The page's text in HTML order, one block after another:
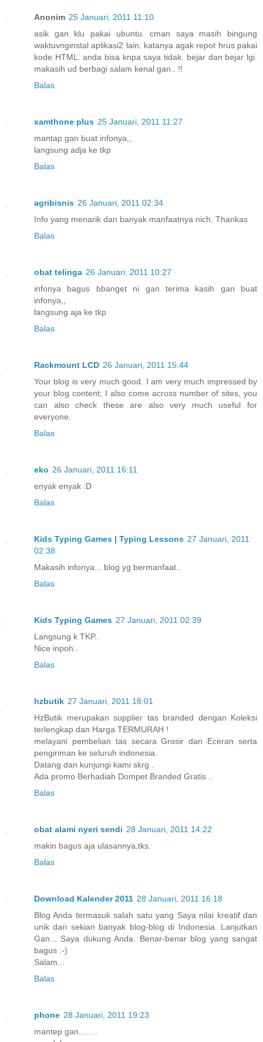
Anonim 25 Januari, 2011 11:10
asik gan klu pakai ubuntu. cman saya masih bingung
waktuvnginstal aplikasi2 lain. katanya agak repot hrus pakai
kode HTML. anda bisa knpa saya tidak. bejar dan bejar lgi.
makasih ud berbagi salam kenal gan.. !!
Balas
xamthone plus 25 Januari, 2011 11:27
mantap gan buat infonya,,
langsung adja ke tkp
Balas
agribisnis 26 Januari, 2011 02:34
Info yang menarik dan banyak manfaatnya nich. Thankas
Balas
obat telinga 26 Januari, 2011 10:27
infonya bagus bbanget ni gan terima kasih gan buat
infonya,,
langsung aja ke tkp
Balas
Rackmount LCD 26 Januari, 2011 15:44
Your blog is very much good. I am very much impressed by
your blog content; I also come across number of sites, you
can also check these are also very much useful for
everyone.
Balas
eko 26 Januari, 2011 16:11
enyak enyak :D
Balas
Kids Typing Games | Typing Lessons 27 Januari, 2011
02:38
Makasih infonya... blog yg bermanfaat..
Balas
Kids Typing Games 27 Januari, 2011 02:39
Langsung k TKP..
Nice inpoh..
Balas
hzbutik 27 Januari, 2011 18:01
HzButik merupakan supplier tas branded dengan Koleksi
terlengkap dan Harga TERMURAH !
melayani pembelian tas secara Grosir dan Eceran serta
pengiriman ke seluruh indonesia.
Datang dan kunjungi kami skrg .
Ada promo Berhadiah Dompet Branded Gratis ..
Balas
obat alami nyeri sendi 28 Januari, 2011 14:22
makin bagus aja ulasannya,tks.
Balas
Download Kalender 2011 28 Januari, 2011 16:18
Blog Anda termasuk salah satu yang Saya nilai kreatif dan
unik dari sekian banyak blog-blog di Indonesia. Lanjutkan
Gan... Saya dukung Anda. Benar-benar blog yang sangat
bagus :-)
Salam...
Balas
phone 28 Januari, 2011 19:23
mantep gan........